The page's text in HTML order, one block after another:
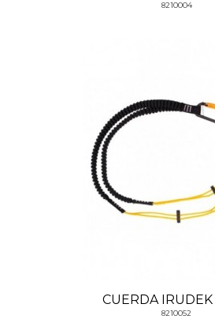
8210004
CUERDA IRUDEK
8210052